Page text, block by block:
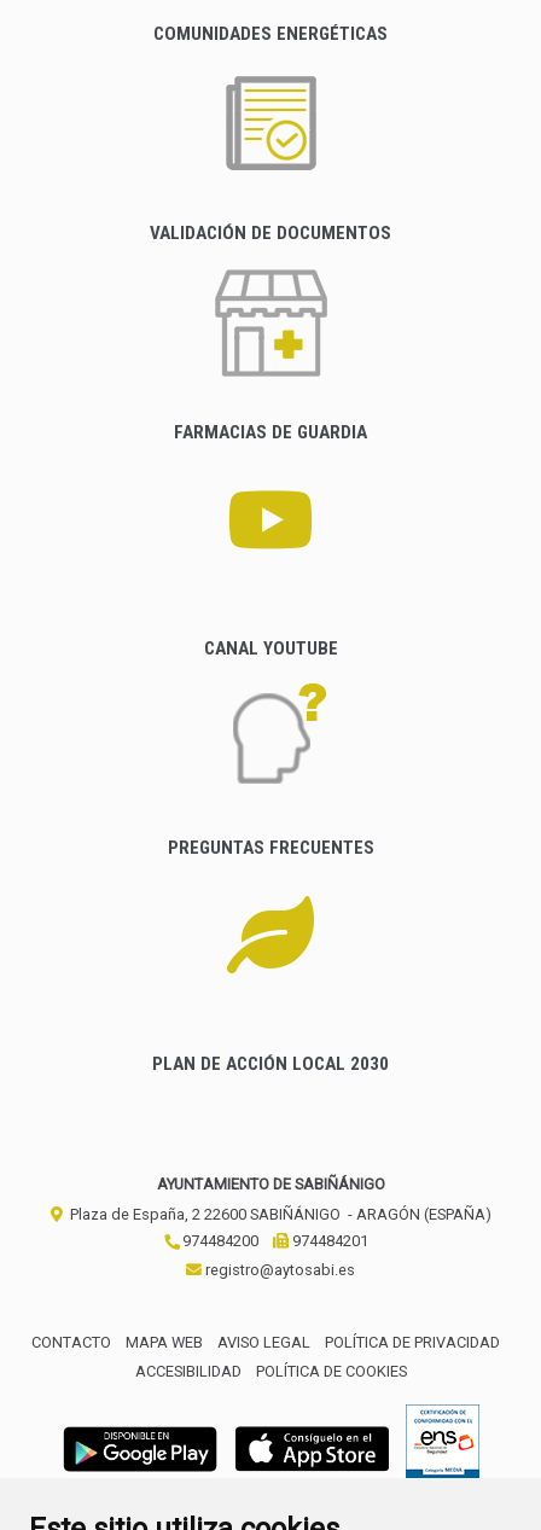
COMUNIDADES ENERGÉTICAS
VALIDACIÓN DE DOCUMENTOS
FARMACIAS DE GUARDIA
CANAL YOUTUBE
PREGUNTAS FRECUENTES
PLAN DE ACCIÓN LOCAL 2030
AYUNTAMIENTO DE SABIÑÁNIGO
Plaza de España, 2 22600 SABIÑÁNIGO - ARAGÓN (ESPAÑA)
974484200
974484201
registro@aytosabi.es
CONTACTO MAPA WEB AVISO LEGAL
POLÍTICA DE PRIVACIDAD
ACCESIBILIDAD
POLÍTICA DE COOKIES